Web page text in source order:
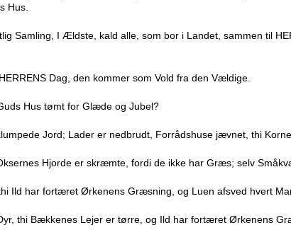
Hus.
Samling, I Ældste, kald alle, som bor i Landet, sammen til
Dag, den kommer som Vold fra den Vældige.
Hus tømt for Glæde og Jubel?
Jord; Lader er nedbrudt, Forrådshuse jævnet, thi
Hjorde er skræmte, fordi de ikke har Græs; selv
Ild har fortæret Ørkenens Græsning, og Luen afsved hvert
thi Bækkenes Lejer er tørre, og Ild har fortæret Ørkenens